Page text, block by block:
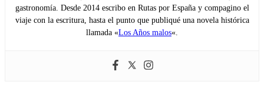
gastronomía. Desde 2014 escribo en Rutas por España y compagino el
viaje con la escritura, hasta el punto que publiqué una novela histórica
llamada «Los Años malos«.